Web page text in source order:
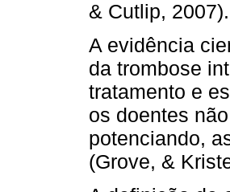
& Cutlip, 2007).
A evidência
da trombose
tratamento e
os doentes
potenciando,
(Grove, &